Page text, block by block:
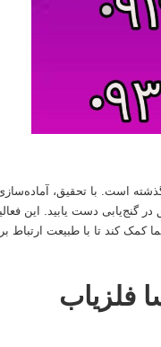
است. با تحقیق،
گنج‌یابی دست یابید. این
کند تا با طبیعت ارتباط
فلزیاب